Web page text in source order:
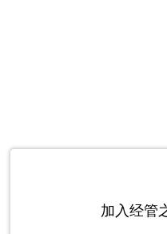
加入经管